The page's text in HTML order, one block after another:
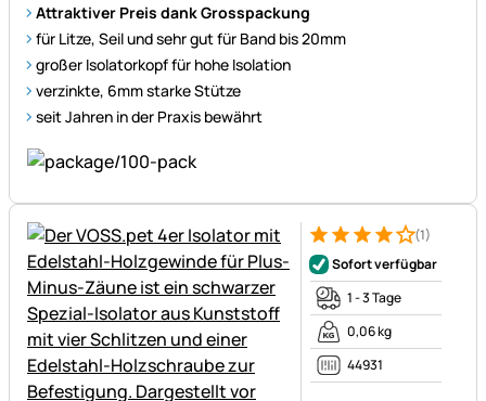
Attraktiver Preis dank Grosspackung
für Litze, Seil und sehr gut für Band bis 20mm
großer Isolatorkopf für hohe Isolation
verzinkte, 6mm starke Stütze
seit Jahren in der Praxis bewährt
Bewertung: 4 von 5 (1
1 Bewertung
(1)
Sofort verfügbar
1 - 3 Tage
0,06 kg
44931